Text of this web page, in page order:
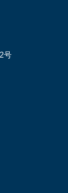
号